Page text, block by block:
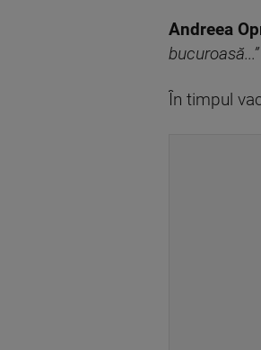
Andreea
bucuroasă...”
În timpul